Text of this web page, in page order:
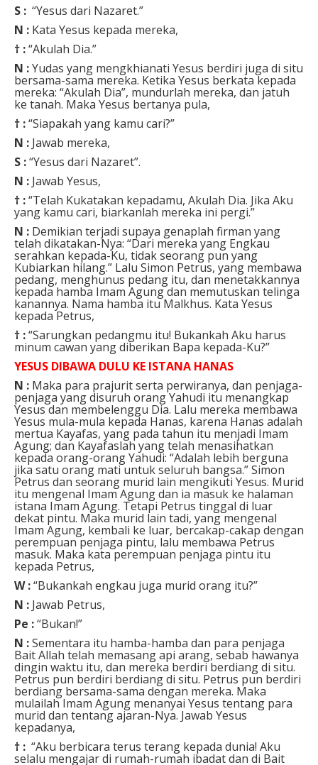
S : “Yesus dari Nazaret.”
N : Kata Yesus kepada mereka,
† :“Akulah Dia.”
N :Yudas yang mengkhianati Yesus berdiri juga di situ
bersama-sama mereka. Ketika Yesus berkata kepada
mereka: “Akulah Dia”, mundurlah mereka, dan jatuh
ke tanah. Maka Yesus bertanya pula,
† :“Siapakah yang kamu cari?”
N : Jawab mereka,
S :“Yesus dari Nazaret”.
N : Jawab Yesus,
† :“Telah Kukatakan kepadamu, Akulah Dia. Jika Aku
yang kamu cari, biarkanlah mereka ini pergi.”
N : Demikian terjadi supaya genaplah firman yang
telah dikatakan-Nya: “Dari mereka yang Engkau
serahkan kepada-Ku, tidak seorang pun yang
Kubiarkan hilang.” Lalu Simon Petrus, yang membawa
pedang, menghunus pedang itu, dan menetakkannya
kepada hamba Imam Agung dan memutuskan telinga
kanannya. Nama hamba itu Malkhus. Kata Yesus
kepada Petrus,
† :“Sarungkan pedangmu itu! Bukankah Aku harus
minum cawan yang diberikan Bapa kepada-Ku?”
YESUS DIBAWA DULU KE ISTANA HANAS
N : Maka para prajurit serta perwiranya, dan penjaga-
penjaga yang disuruh orang Yahudi itu menangkap
Yesus dan membelenggu Dia. Lalu mereka membawa
Yesus mula-mula kepada Hanas, karena Hanas adalah
mertua Kayafas, yang pada tahun itu menjadi Imam
Agung; dan Kayafaslah yang telah menasihatkan
kepada orang-orang Yahudi: “Adalah lebih berguna
jika satu orang mati untuk seluruh bangsa.” Simon
Petrus dan seorang murid lain mengikuti Yesus. Murid
itu mengenal Imam Agung dan ia masuk ke halaman
istana Imam Agung. Tetapi Petrus tinggal di luar
dekat pintu. Maka murid lain tadi, yang mengenal
Imam Agung, kembali ke luar, bercakap-cakap dengan
perempuan penjaga pintu, lalu membawa Petrus
masuk. Maka kata perempuan penjaga pintu itu
kepada Petrus,
W :“Bukankah engkau juga murid orang itu?”
N : Jawab Petrus,
Pe :“Bukan!”
N :Sementara itu hamba-hamba dan para penjaga
Bait Allah telah memasang api arang, sebab hawanya
dingin waktu itu, dan mereka berdiri berdiang di situ.
Petrus pun berdiri berdiang di situ. Petrus pun berdiri
berdiang bersama-sama dengan mereka. Maka
mulailah Imam Agung menanyai Yesus tentang para
murid dan tentang ajaran-Nya. Jawab Yesus
kepadanya,
† : “Aku berbicara terus terang kepada dunia! Aku
selalu mengajar di rumah-rumah ibadat dan di Bait